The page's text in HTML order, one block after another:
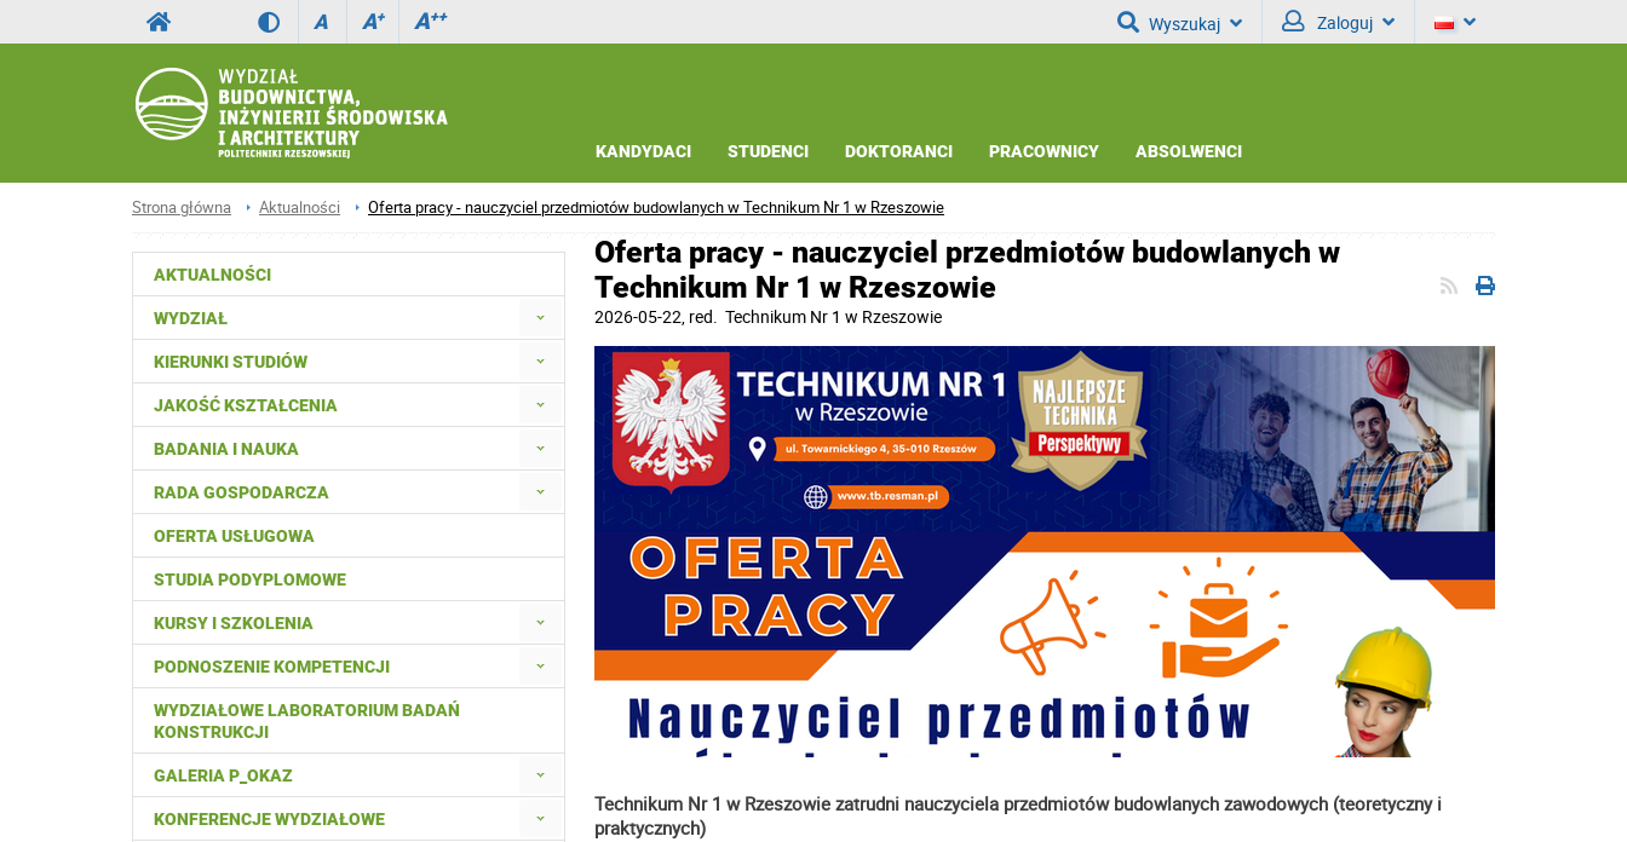
A A+ A++ Wyszukaj Zaloguj
KANDYDACI STUDENCI DOKTORANCI PRACOWNICY ABSOLWENCI
Strona główna Aktualności Oferta pracy - nauczyciel przedmiotów budowlanych w Technikum Nr 1 w Rzeszowie
AKTUALNOŚCI
WYDZIAŁ
KIERUNKI STUDIÓW
JAKOŚĆ KSZTAŁCENIA
BADANIA I NAUKA
RADA GOSPODARCZA
OFERTA USŁUGOWA
STUDIA PODYPLOMOWE
KURSY I SZKOLENIA
PODNOSZENIE KOMPETENCJI
WYDZIAŁOWE LABORATORIUM BADAŃ
KONSTRUKCJI
GALERIA P_OKAZ
KONFERENCJE WYDZIAŁOWE
Oferta pracy - nauczyciel przedmiotów budowlanych w
Technikum Nr 1 w Rzeszowie
2026-05-22, red. Technikum Nr 1 w Rzeszowie
Technikum Nr 1 w Rzeszowie zatrudni nauczyciela przedmiotów budowlanych zawodowych (teoretyczny i
praktycznych)